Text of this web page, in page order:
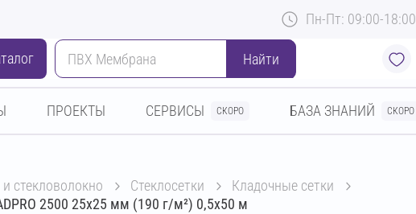
Пн-Пт: 09:00-18:00
Найти
ПРОЕКТЫ СЕРВИСЫ СКОРО БАЗА ЗНАНИЙ СКОРО
и стекловолокно стеклосетки
кладочные сетки
2500 25х25 мм (190 г/м²) 0,5х50 м